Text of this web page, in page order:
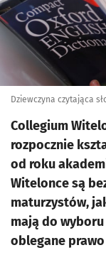
Dziewczyna czytająca
Collegium
rozpocznie
od roku
Witelonce są
maturzystów,
mają do
oblegane